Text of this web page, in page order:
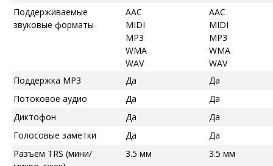
Поддерживаемые
звуковые форматы
AAC
MIDI
MP3
WMA
WAV
AAC
MIDI
MP3
WMA
WAV
Поддержка MP3
Да
Да
Потоковое аудио
Да
Да
Диктофон
Да
Да
Голосовые заметки
Да
Да
Разъем TRS (мини/
3.5 мм 3.5 мм